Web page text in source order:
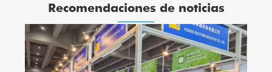
Recomendaciones de noticias